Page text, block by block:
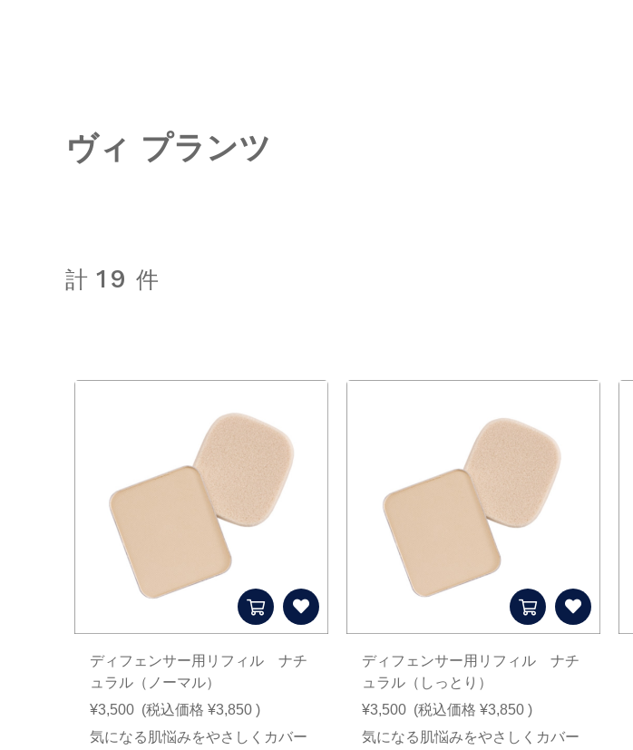
ヴィ プランツ
計 19 件
ディフェンサー用リフィル ナチ
ュラル（ノーマル）
¥3,500 (税込価格 ¥3,850 )
気になる肌悩みをやさしくカバー
ディフェンサー用リフィル ナチ
ュラル（しっとり）
¥3,500 (税込価格 ¥3,850 )
気になる肌悩みをやさしくカバー